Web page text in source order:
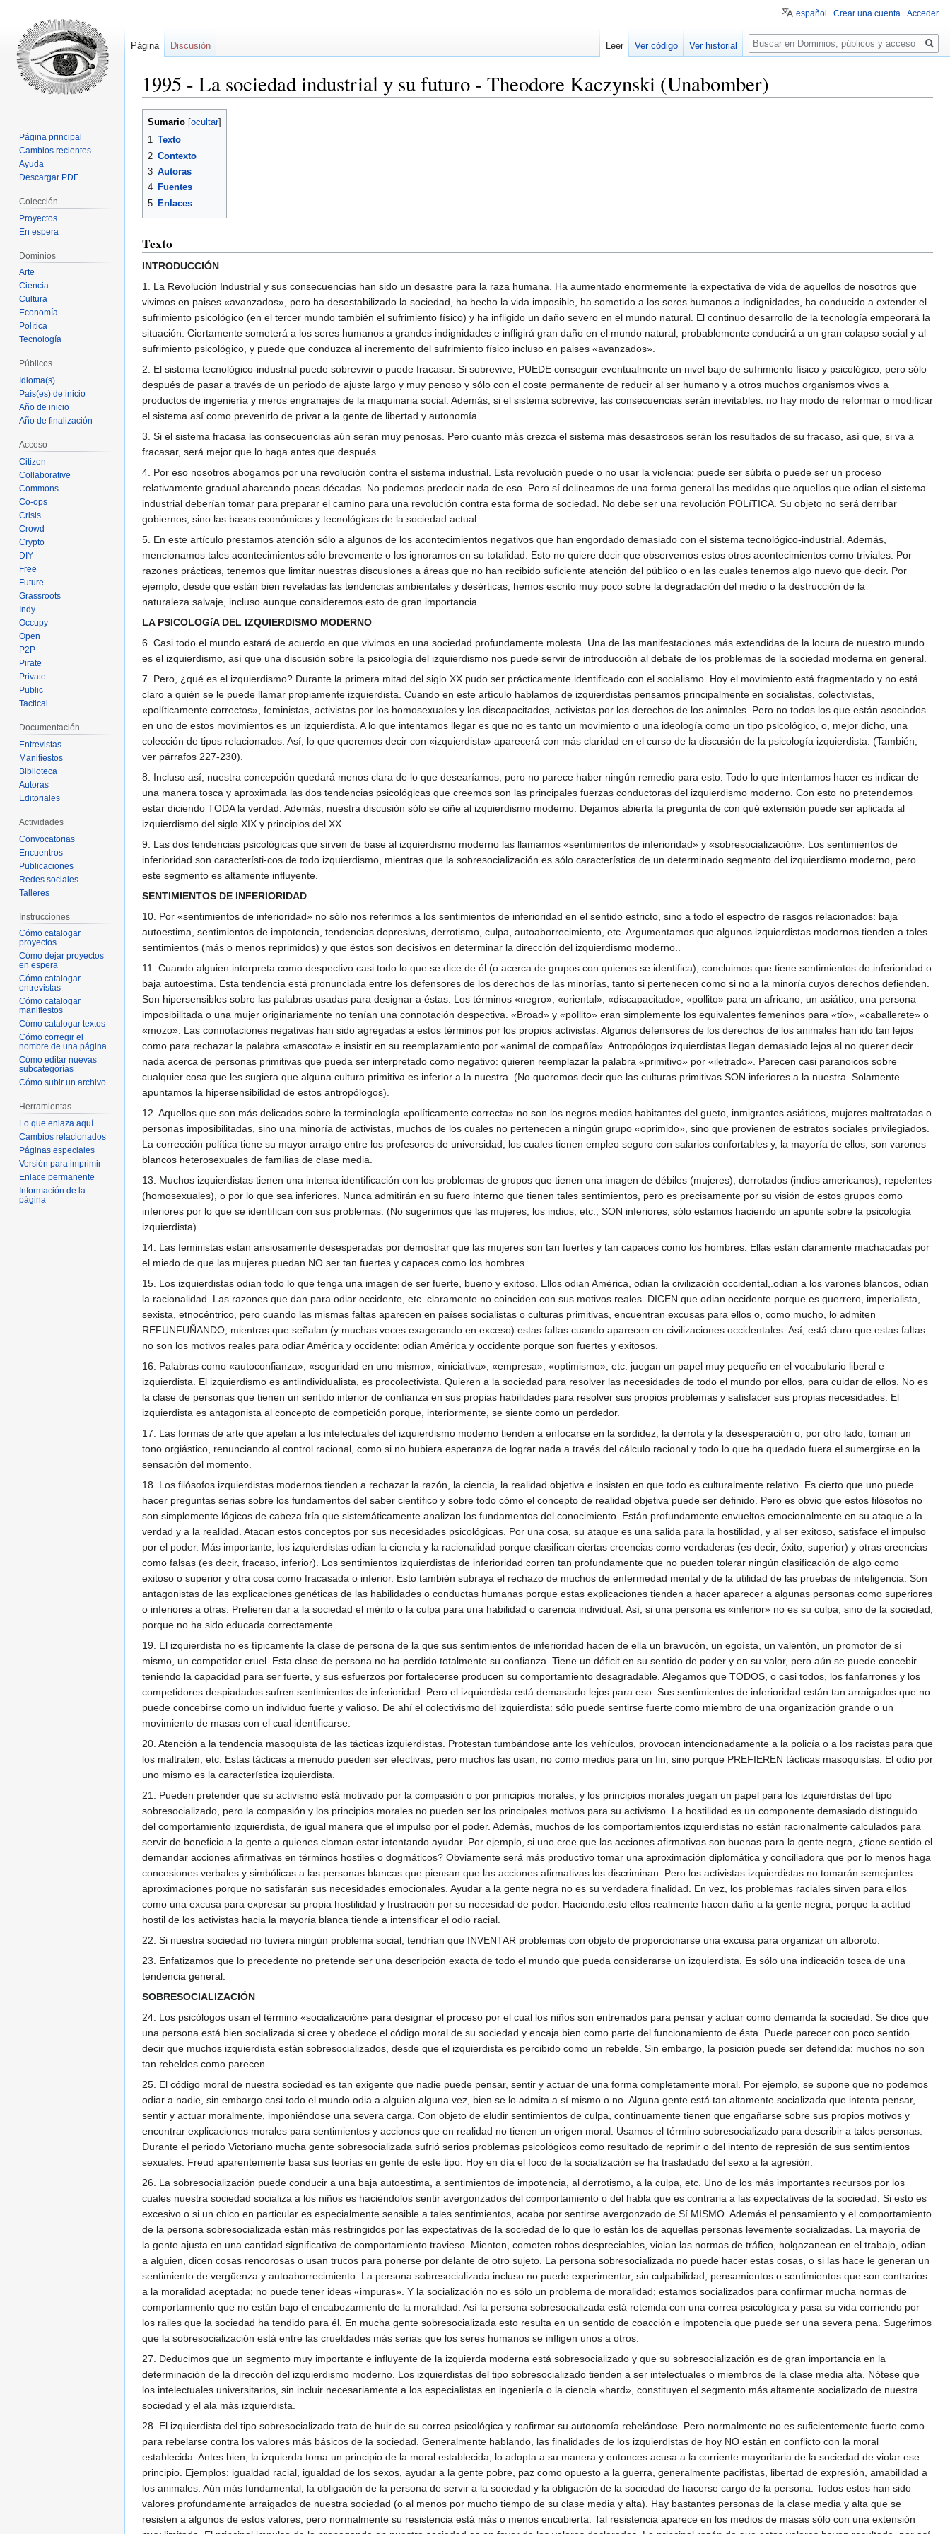
1995 - La sociedad industrial y su futuro - Theodore Kaczynski (Unabomber)
navegación
búsqueda
Sumario
1 Texto
2 Contexto
3 Autoras
4 Fuentes
5 Enlaces
Texto
INTRODUCCIÓN
1. La Revolución Industrial y sus consecuencias han sido un desastre para la raza humana. Ha aumentado enormemente la expectativa de vida de aquellos de nosotros que
vivimos en paises «avanzados», pero ha desestabilizado la sociedad, ha hecho la vida imposible, ha sometido a los seres humanos a indignidades, ha conducido a extender el
sufrimiento psicológico (en el tercer mundo también el sufrimiento físico) y ha infligido un daño severo en el mundo natural. El continuo desarrollo de la tecnología empeorará la
situación. Ciertamente someterá a los seres humanos a grandes indignidades e infligirá gran daño en el mundo natural, probablemente conducirá a un gran colapso social y al
sufrimiento psicológico, y puede que conduzca al incremento del sufrimiento físico incluso en paises «avanzados».
2. El sistema tecnológico-industrial puede sobrevivir o puede fracasar. Si sobrevive, PUEDE conseguir eventualmente un nivel bajo de sufrimiento físico y psicológico, pero sólo
después de pasar a través de un periodo de ajuste largo y muy penoso y sólo con el coste permanente de reducir al ser humano y a otros muchos organismos vivos a
productos de ingeniería y meros engranajes de la maquinaria social. Además, si el sistema sobrevive, las consecuencias serán inevitables: no hay modo de reformar o modificar
el sistema así como prevenirlo de privar a la gente de libertad y autonomía.
3. Si el sistema fracasa las consecuencias aún serán muy penosas. Pero cuanto más crezca el sistema más desastrosos serán los resultados de su fracaso, así que, si va a
fracasar, será mejor que lo haga antes que después.
4. Por eso nosotros abogamos por una revolución contra el sistema industrial. Esta revolución puede o no usar la violencia: puede ser súbita o puede ser un proceso
relativamente gradual abarcando pocas décadas. No podemos predecir nada de eso. Pero sí delineamos de una forma general las medidas que aquellos que odian el sistema
industrial deberían tomar para preparar el camino para una revolución contra esta forma de sociedad. No debe ser una revolución POLíTICA. Su objeto no será derribar
gobiernos, sino las bases económicas y tecnológicas de la sociedad actual.
5. En este artículo prestamos atención sólo a algunos de los acontecimientos negativos que han engordado demasiado con el sistema tecnológico-industrial. Además,
mencionamos tales acontecimientos sólo brevemente o los ignoramos en su totalidad. Esto no quiere decir que observemos estos otros acontecimientos como triviales. Por
razones prácticas, tenemos que limitar nuestras discusiones a áreas que no han recibido suficiente atención del público o en las cuales tenemos algo nuevo que decir. Por
ejemplo, desde que están bien reveladas las tendencias ambientales y desérticas, hemos escrito muy poco sobre la degradación del medio o la destrucción de la
naturaleza.salvaje, incluso aunque consideremos esto de gran importancia.
LA PSICOLOGíA DEL IZQUIERDISMO MODERNO
6. Casi todo el mundo estará de acuerdo en que vivimos en una sociedad profundamente molesta. Una de las manifestaciones más extendidas de la locura de nuestro mundo
es el izquierdismo, así que una discusión sobre la psicología del izquierdismo nos puede servir de introducción al debate de los problemas de la sociedad moderna en general.
7. Pero, ¿qué es el izquierdismo? Durante la primera mitad del siglo XX pudo ser prácticamente identificado con el socialismo. Hoy el movimiento está fragmentado y no está
claro a quién se le puede llamar propiamente izquierdista. Cuando en este artículo hablamos de izquierdistas pensamos principalmente en socialistas, colectivistas,
«políticamente correctos», feministas, activistas por los homosexuales y los discapacitados, activistas por los derechos de los animales. Pero no todos los que están asociados
en uno de estos movimientos es un izquierdista. A lo que intentamos llegar es que no es tanto un movimiento o una ideología como un tipo psicológico, o, mejor dicho, una
colección de tipos relacionados. Así, lo que queremos decir con «izquierdista» aparecerá con más claridad en el curso de la discusión de la psicología izquierdista. (También,
ver párrafos 227-230).
8. Incluso así, nuestra concepción quedará menos clara de lo que desearíamos, pero no parece haber ningún remedio para esto. Todo lo que intentamos hacer es indicar de
una manera tosca y aproximada las dos tendencias psicológicas que creemos son las principales fuerzas conductoras del izquierdismo moderno. Con esto no pretendemos
estar diciendo TODA la verdad. Además, nuestra discusión sólo se ciñe al izquierdismo moderno. Dejamos abierta la pregunta de con qué extensión puede ser aplicada al
izquierdismo del siglo XIX y principios del XX.
9. Las dos tendencias psicológicas que sirven de base al izquierdismo moderno las llamamos «sentimientos de inferioridad» y «sobresocialización». Los sentimientos de
inferioridad son característi-cos de todo izquierdismo, mientras que la sobresocialización es sólo característica de un determinado segmento del izquierdismo moderno, pero
este segmento es altamente influyente.
SENTIMIENTOS DE INFERIORIDAD
10. Por «sentimientos de inferioridad» no sólo nos referimos a los sentimientos de inferioridad en el sentido estricto, sino a todo el espectro de rasgos relacionados: baja
autoestima, sentimientos de impotencia, tendencias depresivas, derrotismo, culpa, autoaborrecimiento, etc. Argumentamos que algunos izquierdistas modernos tienden a tales
sentimientos (más o menos reprimidos) y que éstos son decisivos en determinar la dirección del izquierdismo moderno..
11. Cuando alguien interpreta como despectivo casi todo lo que se dice de él (o acerca de grupos con quienes se identifica), concluimos que tiene sentimientos de inferioridad o
baja autoestima. Esta tendencia está pronunciada entre los defensores de los derechos de las minorías, tanto si pertenecen como si no a la minoría cuyos derechos defienden.
Son hipersensibles sobre las palabras usadas para designar a éstas. Los términos «negro», «oriental», «discapacitado», «pollito» para un africano, un asiático, una persona
imposibilitada o una mujer originariamente no tenían una connotación despectiva. «Broad» y «pollito» eran simplemente los equivalentes femeninos para «tío», «caballerete» o
«mozo». Las connotaciones negativas han sido agregadas a estos términos por los propios activistas. Algunos defensores de los derechos de los animales han ido tan lejos
como para rechazar la palabra «mascota» e insistir en su reemplazamiento por «animal de compañía». Antropólogos izquierdistas llegan demasiado lejos al no querer decir
nada acerca de personas primitivas que pueda ser interpretado como negativo: quieren reemplazar la palabra «primitivo» por «iletrado». Parecen casi paranoicos sobre
cualquier cosa que les sugiera que alguna cultura primitiva es inferior a la nuestra. (No queremos decir que las culturas primitivas SON inferiores a la nuestra. Solamente
apuntamos la hipersensibilidad de estos antropólogos).
12. Aquellos que son más delicados sobre la terminología «políticamente correcta» no son los negros medios habitantes del gueto, inmigrantes asiáticos, mujeres maltratadas o
personas imposibilitadas, sino una minoría de activistas, muchos de los cuales no pertenecen a ningún grupo «oprimido», sino que provienen de estratos sociales privilegiados.
La corrección política tiene su mayor arraigo entre los profesores de universidad, los cuales tienen empleo seguro con salarios confortables y, la mayoría de ellos, son varones
blancos heterosexuales de familias de clase media.
13. Muchos izquierdistas tienen una intensa identificación con los problemas de grupos que tienen una imagen de débiles (mujeres), derrotados (indios americanos), repelentes
(homosexuales), o por lo que sea inferiores. Nunca admitirán en su fuero interno que tienen tales sentimientos, pero es precisamente por su visión de estos grupos como
inferiores por lo que se identifican con sus problemas. (No sugerimos que las mujeres, los indios, etc., SON inferiores; sólo estamos haciendo un apunte sobre la psicología
izquierdista).
14. Las feministas están ansiosamente desesperadas por demostrar que las mujeres son tan fuertes y tan capaces como los hombres. Ellas están claramente machacadas por
el miedo de que las mujeres puedan NO ser tan fuertes y capaces como los hombres.
15. Los izquierdistas odian todo lo que tenga una imagen de ser fuerte, bueno y exitoso. Ellos odian América, odian la civilización occidental,.odian a los varones blancos, odian
la racionalidad. Las razones que dan para odiar occidente, etc. claramente no coinciden con sus motivos reales. DICEN que odian occidente porque es guerrero, imperialista,
sexista, etnocéntrico, pero cuando las mismas faltas aparecen en países socialistas o culturas primitivas, encuentran excusas para ellos o, como mucho, lo admiten
REFUNFUÑANDO, mientras que señalan (y muchas veces exagerando en exceso) estas faltas cuando aparecen en civilizaciones occidentales. Así, está claro que estas faltas
no son los motivos reales para odiar América y occidente: odian América y occidente porque son fuertes y exitosos.
16. Palabras como «autoconfianza», «seguridad en uno mismo», «iniciativa», «empresa», «optimismo», etc. juegan un papel muy pequeño en el vocabulario liberal e
izquierdista. El izquierdismo es antiindividualista, es procolectivista. Quieren a la sociedad para resolver las necesidades de todo el mundo por ellos, para cuidar de ellos. No es
la clase de personas que tienen un sentido interior de confianza en sus propias habilidades para resolver sus propios problemas y satisfacer sus propias necesidades. El
izquierdista es antagonista al concepto de competición porque, interiormente, se siente como un perdedor.
17. Las formas de arte que apelan a los intelectuales del izquierdismo moderno tienden a enfocarse en la sordidez, la derrota y la desesperación o, por otro lado, toman un
tono orgiástico, renunciando al control racional, como si no hubiera esperanza de lograr nada a través del cálculo racional y todo lo que ha quedado fuera el sumergirse en la
sensación del momento.
18. Los filósofos izquierdistas modernos tienden a rechazar la razón, la ciencia, la realidad objetiva e insisten en que todo es culturalmente relativo. Es cierto que uno puede
hacer preguntas serias sobre los fundamentos del saber científico y sobre todo cómo el concepto de realidad objetiva puede ser definido. Pero es obvio que estos filósofos no
son simplemente lógicos de cabeza fría que sistemáticamente analizan los fundamentos del conocimiento. Están profundamente envueltos emocionalmente en su ataque a la
verdad y a la realidad. Atacan estos conceptos por sus necesidades psicológicas. Por una cosa, su ataque es una salida para la hostilidad, y al ser exitoso, satisface el impulso
por el poder. Más importante, los izquierdistas odian la ciencia y la racionalidad porque clasifican ciertas creencias como verdaderas (es decir, éxito, superior) y otras creencias
como falsas (es decir, fracaso, inferior). Los sentimientos izquierdistas de inferioridad corren tan profundamente que no pueden tolerar ningún clasificación de algo como
exitoso o superior y otra cosa como fracasada o inferior. Esto también subraya el rechazo de muchos de enfermedad mental y de la utilidad de las pruebas de inteligencia. Son
antagonistas de las explicaciones genéticas de las habilidades o conductas humanas porque estas explicaciones tienden a hacer aparecer a algunas personas como superiores
o inferiores a otras. Prefieren dar a la sociedad el mérito o la culpa para una habilidad o carencia individual. Así, si una persona es «inferior» no es su culpa, sino de la sociedad,
porque no ha sido educada correctamente.
19. El izquierdista no es típicamente la clase de persona de la que sus sentimientos de inferioridad hacen de ella un bravucón, un egoísta, un valentón, un promotor de sí
mismo, un competidor cruel. Esta clase de persona no ha perdido totalmente su confianza. Tiene un déficit en su sentido de poder y en su valor, pero aún se puede concebir
teniendo la capacidad para ser fuerte, y sus esfuerzos por fortalecerse producen su comportamiento desagradable. Alegamos que TODOS, o casi todos, los fanfarrones y los
competidores despiadados sufren sentimientos de inferioridad. Pero el izquierdista está demasiado lejos para eso. Sus sentimientos de inferioridad están tan arraigados que no
puede concebirse como un individuo fuerte y valioso. De ahí el colectivismo del izquierdista: sólo puede sentirse fuerte como miembro de una organización grande o un
movimiento de masas con el cual identificarse.
20. Atención a la tendencia masoquista de las tácticas izquierdistas. Protestan tumbándose ante los vehículos, provocan intencionadamente a la policía o a los racistas para que
los maltraten, etc. Estas tácticas a menudo pueden ser efectivas, pero muchos las usan, no como medios para un fin, sino porque PREFIEREN tácticas masoquistas. El odio por
uno mismo es la característica izquierdista.
21. Pueden pretender que su activismo está motivado por la compasión o por principios morales, y los principios morales juegan un papel para los izquierdistas del tipo
sobresocializado, pero la compasión y los principios morales no pueden ser los principales motivos para su activismo. La hostilidad es un componente demasiado distinguido
del comportamiento izquierdista, de igual manera que el impulso por el poder. Además, muchos de los comportamientos izquierdistas no están racionalmente calculados para
servir de beneficio a la gente a quienes claman estar intentando ayudar. Por ejemplo, si uno cree que las acciones afirmativas son buenas para la gente negra, ¿tiene sentido el
demandar acciones afirmativas en términos hostiles o dogmáticos? Obviamente será más productivo tomar una aproximación diplomática y conciliadora que por lo menos haga
concesiones verbales y simbólicas a las personas blancas que piensan que las acciones afirmativas los discriminan. Pero los activistas izquierdistas no tomarán semejantes
aproximaciones porque no satisfarán sus necesidades emocionales. Ayudar a la gente negra no es su verdadera finalidad. En vez, los problemas raciales sirven para ellos
como una excusa para expresar su propia hostilidad y frustración por su necesidad de poder. Haciendo.esto ellos realmente hacen daño a la gente negra, porque la actitud
hostil de los activistas hacia la mayoría blanca tiende a intensificar el odio racial.
22. Si nuestra sociedad no tuviera ningún problema social, tendrían que INVENTAR problemas con objeto de proporcionarse una excusa para organizar un alboroto.
23. Enfatizamos que lo precedente no pretende ser una descripción exacta de todo el mundo que pueda considerarse un izquierdista. Es sólo una indicación tosca de una
tendencia general.
SOBRESOCIALIZACIÓN
24. Los psicólogos usan el término «socialización» para designar el proceso por el cual los niños son entrenados para pensar y actuar como demanda la sociedad. Se dice que
una persona está bien socializada si cree y obedece el código moral de su sociedad y encaja bien como parte del funcionamiento de ésta. Puede parecer con poco sentido
decir que muchos izquierdista están sobresocializados, desde que el izquierdista es percibido como un rebelde. Sin embargo, la posición puede ser defendida: muchos no son
tan rebeldes como parecen.
25. El código moral de nuestra sociedad es tan exigente que nadie puede pensar, sentir y actuar de una forma completamente moral. Por ejemplo, se supone que no podemos
odiar a nadie, sin embargo casi todo el mundo odia a alguien alguna vez, bien se lo admita a sí mismo o no. Alguna gente está tan altamente socializada que intenta pensar,
sentir y actuar moralmente, imponiéndose una severa carga. Con objeto de eludir sentimientos de culpa, continuamente tienen que engañarse sobre sus propios motivos y
encontrar explicaciones morales para sentimientos y acciones que en realidad no tienen un origen moral. Usamos el término sobresocializado para describir a tales personas.
Durante el periodo Victoriano mucha gente sobresocializada sufrió serios problemas psicológicos como resultado de reprimir o del intento de represión de sus sentimientos
sexuales. Freud aparentemente basa sus teorías en gente de este tipo. Hoy en día el foco de la socialización se ha trasladado del sexo a la agresión.
26. La sobresocialización puede conducir a una baja autoestima, a sentimientos de impotencia, al derrotismo, a la culpa, etc. Uno de los más importantes recursos por los
cuales nuestra sociedad socializa a los niños es haciéndolos sentir avergonzados del comportamiento o del habla que es contraria a las expectativas de la sociedad. Si esto es
excesivo o si un chico en particular es especialmente sensible a tales sentimientos, acaba por sentirse avergonzado de Sí MISMO. Además el pensamiento y el comportamiento
de la persona sobresocializada están más restringidos por las expectativas de la sociedad de lo que lo están los de aquellas personas levemente socializadas. La mayoría de
la.gente ajusta en una cantidad significativa de comportamiento travieso. Mienten, cometen robos despreciables, violan las normas de tráfico, holgazanean en el trabajo, odian
a alguien, dicen cosas rencorosas o usan trucos para ponerse por delante de otro sujeto. La persona sobresocializada no puede hacer estas cosas, o si las hace le generan un
sentimiento de vergüenza y autoaborrecimiento. La persona sobresocializada incluso no puede experimentar, sin culpabilidad, pensamientos o sentimientos que son contrarios
a la moralidad aceptada; no puede tener ideas «impuras». Y la socialización no es sólo un problema de moralidad; estamos socializados para confirmar mucha normas de
comportamiento que no están bajo el encabezamiento de la moralidad. Así la persona sobresocializada está retenida con una correa psicológica y pasa su vida corriendo por
los railes que la sociedad ha tendido para él. En mucha gente sobresocializada esto resulta en un sentido de coacción e impotencia que puede ser una severa pena. Sugerimos
que la sobresocialización está entre las crueldades más serias que los seres humanos se infligen unos a otros.
27. Deducimos que un segmento muy importante e influyente de la izquierda moderna está sobresocializado y que su sobresocialización es de gran importancia en la
determinación de la dirección del izquierdismo moderno. Los izquierdistas del tipo sobresocializado tienden a ser intelectuales o miembros de la clase media alta. Nótese que
los intelectuales universitarios, sin incluir necesariamente a los especialistas en ingeniería o la ciencia «hard», constituyen el segmento más altamente socializado de nuestra
sociedad y el ala más izquierdista.
28. El izquierdista del tipo sobresocializado trata de huir de su correa psicológica y reafirmar su autonomía rebelándose. Pero normalmente no es suficientemente fuerte como
para rebelarse contra los valores más básicos de la sociedad. Generalmente hablando, las finalidades de los izquierdistas de hoy NO están en conflicto con la moral
establecida. Antes bien, la izquierda toma un principio de la moral establecida, lo adopta a su manera y entonces acusa a la corriente mayoritaria de la sociedad de violar ese
principio. Ejemplos: igualdad racial, igualdad de los sexos, ayudar a la gente pobre, paz como opuesto a la guerra, generalmente pacifistas, libertad de expresión, amabilidad a
los animales. Aún más fundamental, la obligación de la persona de servir a la sociedad y la obligación de la sociedad de hacerse cargo de la persona. Todos estos han sido
valores profundamente arraigados de nuestra sociedad (o al menos por mucho tiempo de su clase media y alta). Hay bastantes personas de la clase media y alta que se
resisten a algunos de estos valores, pero normalmente su resistencia está más o menos encubierta. Tal resistencia aparece en los medios de masas sólo con una extensión
español Crear una cuenta Acceder
Página Discusión Leer Ver código Ver historial
Buscar
Página principal
Cambios recientes
Ayuda
Descargar PDF
Colección
Proyectos
En espera
Dominios
Arte
Ciencia
Cultura
Economía
Política
Tecnología
Públicos
Idioma(s)
País(es) de inicio
Año de inicio
Año de finalización
Acceso
Citizen
Collaborative
Commons
Co-ops
Crisis
Crowd
Crypto
DIY
Free
Future
Grassroots
Indy
Occupy
Open
P2P
Pirate
Private
Public
Tactical
Documentación
Entrevistas
Manifiestos
Biblioteca
Autoras
Editoriales
Actividades
Convocatorias
Encuentros
Publicaciones
Redes sociales
Talleres
Instrucciones
Cómo catalogar
proyectos
Cómo dejar proyectos
en espera
Cómo catalogar
entrevistas
Cómo catalogar
manifiestos
Cómo catalogar textos
Cómo corregir el
nombre de una página
Cómo editar nuevas
subcategorías
Cómo subir un archivo
Herramientas
Lo que enlaza aquí
Cambios relacionados
Páginas especiales
Versión para imprimir
Enlace permanente
Información de la
página